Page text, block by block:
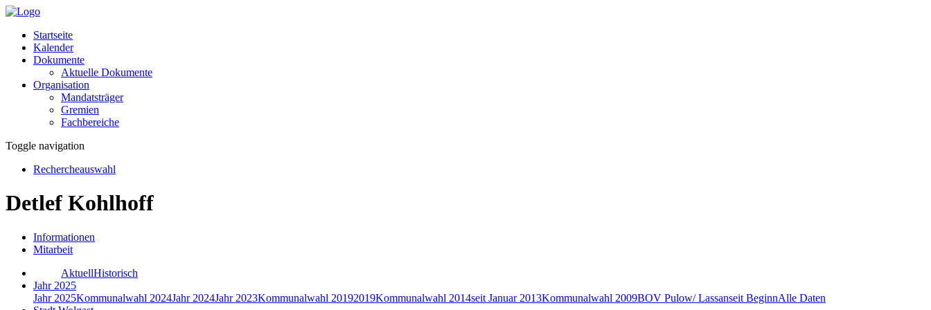
Startseite
Kalender
Dokumente
Aktuelle Dokumente
Organisation
Mandatsträger
Gremien
Fachbereiche
Toggle navigation
Rechercheauswahl
Detlef Kohlhoff
Informationen
Mitarbeit
AktuellHistorisch
Jahr 2025
Jahr 2025Kommunalwahl 2024Jahr 2024Jahr 2023Kommunalwahl 20192019Kommunalwahl 2014seit Januar 2013Kommunalwahl 2009BOV Pulow/ Lassanseit BeginnAlle Daten